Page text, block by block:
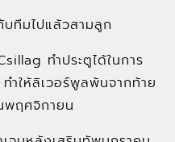
ทีมไปแล้วสามลูก
ทำประตูได้ในการ
ำให้ลิเวอร์พูลพ้นจากท้าย
พฤศจิกายน